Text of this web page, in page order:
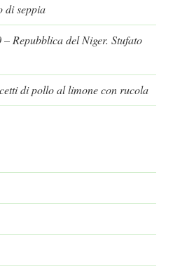
di seppia
– Repubblica del Niger. Stufato
di pollo al limone con rucola